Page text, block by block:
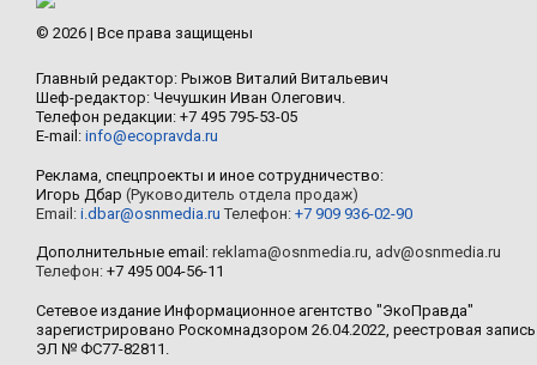
© 2026 | Все права защищены
Главный редактор: Рыжов Виталий Витальевич
Шеф-редактор: Чечушкин Иван Олегович.
Телефон редакции: +7 495 795-53-05
E-mail: info@ecopravda.ru
Реклама, спецпроекты и иное сотрудничество:
Игорь Дбар (Руководитель отдела продаж)
Email: i.dbar@osnmedia.ru Телефон: +7 909 936-02-90
Дополнительные email: reklama@osnmedia.ru, adv@osnmedia.ru
Телефон: +7 495 004-56-11
Сетевое издание Информационное агентство "ЭкоПравда"
зарегистрировано Роскомнадзором 26.04.2022, реестровая запись
ЭЛ № ФС77-82811.